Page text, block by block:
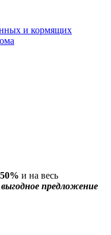
и кормящих
и на весь
предложение